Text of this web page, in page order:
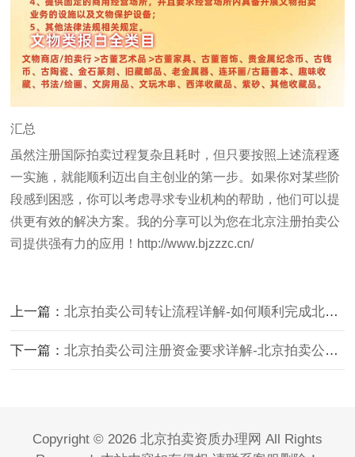
汇总
虽然注册国际拍卖过程复杂且耗时，但只要按照上述流程逐
一实施，就能顺利迈出自主创业的第一步。如果你对某些阶
段感到困惑，你可以考虑寻求专业机构的帮助，他们可以提
供更有效的解决方案。我的分享可以为您在北京注册拍卖公
司提供强有力的应用！ http://www.bjzzzc.cn/
上一篇：北京拍卖公司转让流程详解-如何顺利完成北京拍卖公司的转让流程？
下一篇：北京拍卖公司注册资金要求详解-北京拍卖公司注册资金最低需要多少？
Copyright © 2026 北京拍卖资质办理网 All Rights